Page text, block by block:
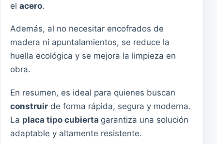
el acero.
Además, al no necesitar encofrados de
madera ni apuntalamientos, se reduce la
huella ecológica y se mejora la limpieza en
obra.
En resumen, es ideal para quienes buscan
construir de forma rápida, segura y moderna.
La placa tipo cubierta garantiza una solución
adaptable y altamente resistente.